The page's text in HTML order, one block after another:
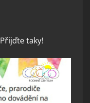
Přijďte taky!